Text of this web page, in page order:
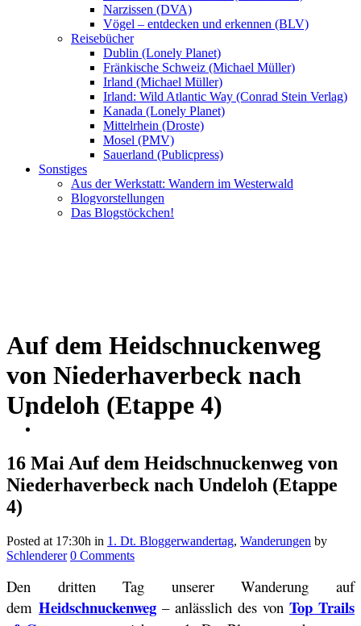
Narzissen (DVA)
Vögel – entdecken und erkennen (BLV)
Reisebücher
Dublin (Lonely Planet)
Fränkische Schweiz (Michael Müller)
Irland (Michael Müller)
Irland: Wild Atlantic Way (Conrad Stein Verlag)
Kanada (Lonely Planet)
Mittelrhein (Droste)
Mosel (PMV)
Sauerland (Publicpress)
Sonstiges
Aus der Werkstatt: Wandern im Westerwald
Blogvorstellungen
Das Blogstöckchen!
Auf dem Heidschnuckenweg
von Niederhaverbeck nach
Undeloh (Etappe 4)
16 Mai Auf dem Heidschnuckenweg von
Niederhaverbeck nach Undeloh (Etappe
4)
Posted at 17:30h in 1. Dt. Bloggerwandertag, Wanderungen by
Schlenderer 0 Comments
Den dritten Tag unserer Wanderung auf
dem Heidschnuckenweg – anlässlich des von Top Trails